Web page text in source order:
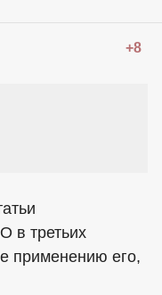
+8
в третьих
применению его,